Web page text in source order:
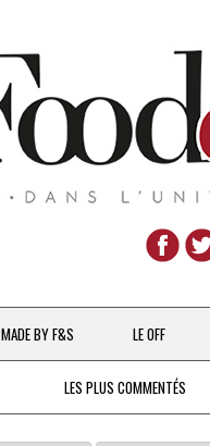
MADE BY F&S
CHEFS & ACTUALITÉS
LE OFF
LES PLUS COMMENTÉS